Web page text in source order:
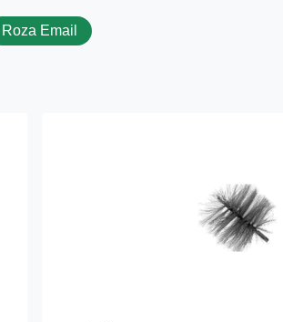
Roza Email